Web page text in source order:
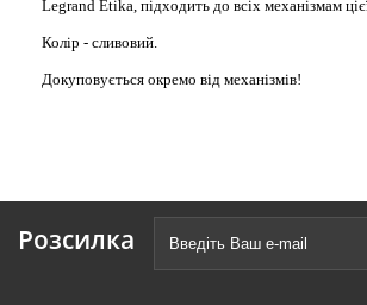
Legrand Etika, підходить до всіх механізмам
Колір - сливовий.
Докуповується окремо від механізмів!
Розсилка